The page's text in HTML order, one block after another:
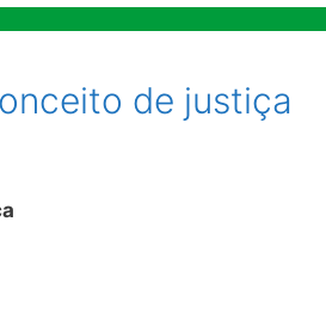
de justiça